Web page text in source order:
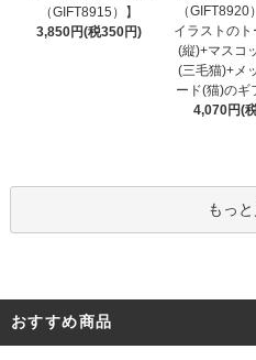
（GIFT8915）】
3,850円(税350円)
（
イラストの
(縦)+マスコ
(三毛猫)+メ
ード(猫)のギ
4,070円(
もっ
おすすめ商品